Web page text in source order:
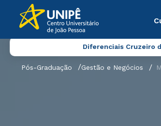
Diferenciais Cruzeiro
Pós-Graduação Gestão e Negócios